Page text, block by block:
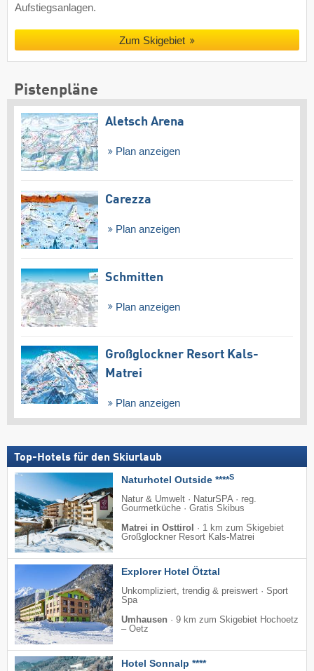
Aufstiegsanlagen.
Zum Skigebiet
Pistenpläne
Aletsch Arena
Plan anzeigen
Carezza
Plan anzeigen
Schmitten
Plan anzeigen
Großglockner Resort Kals-
Matrei
Plan anzeigen
Top-Hotels für den Skiurlaub
Naturhotel Outside ****S
Natur & Umwelt · NaturSPA · reg.
Gourmetküche · Gratis Skibus
Matrei in Osttirol
· 1 km zum Skigebiet
Großglockner Resort Kals-Matrei
Explorer Hotel Ötztal
Unkompliziert, trendig & preiswert · Sport
Spa
Umhausen · 9 km zum Skigebiet Hochoetz
– Oetz
Hotel Sonnalp ****